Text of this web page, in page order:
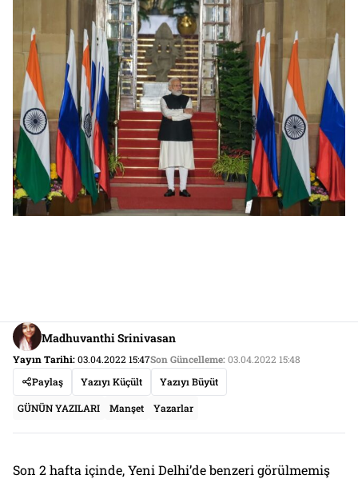
Madhuvanthi Srinivasan
Yayın Tarihi:03.04.2022 15:47Son Güncelleme:03.04.2022 15:48
Paylaş
Yazıyı Küçült Yazıyı Büyüt
GÜNÜN YAZILARI Manşet Yazarlar
Son 2 hafta içinde, Yeni Delhi’de benzeri görülmemiş